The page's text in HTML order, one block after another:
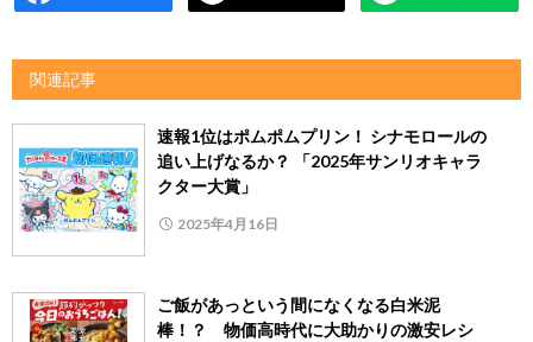
関連記事
速報1位はポムポムプリン！ シナモロールの
追い上げなるか？ 「2025年サンリオキャラ
クター大賞」
2025年4月16日
ご飯があっという間になくなる白米泥
棒！？ 物価高時代に大助かりの激安レシ